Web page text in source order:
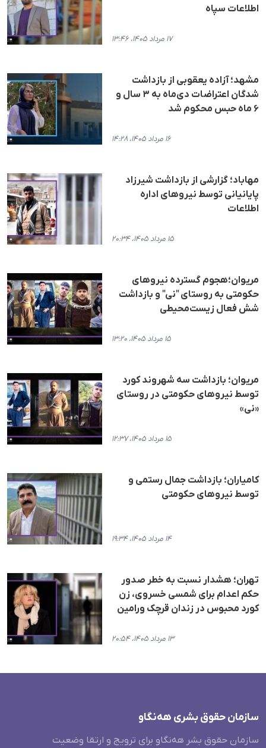
اطلاعات سپاه
۱۷ مرداد ۱۴۰۵، ۱۳:۴۶
مشهد؛ آزاده یعقوبی از بازداشت
شدگان اعتراضات دی‌ماه به ۳ سال و
۶ ماه حبس محکوم شد
۱۶ مرداد ۱۴۰۵، ۱۴:۲۸
مهاباد؛ گزارشی از بازداشت شیرزاد
پایانیانی توسط نیروهای اداره
اطلاعات
۱۵ مرداد ۱۴۰۵، ۲۰:۳۴
مریوان؛هجوم گسترده نیروهای
حکومتی به روستای "نی" و بازداشت
شش فعال زیست‌محیطی
۱۵ مرداد ۱۴۰۵، ۱۳:۲۰
مریوان؛ بازداشت سه شهروند کورد
توسط نیروهای حکومتی در روستای
«نی»
۱۵ مرداد ۱۴۰۵، ۱۲:۳۷
کامیاران؛ بازداشت جمال رستمی و
توسط نیروهای حکومتی
۱۴ مرداد ۱۴۰۵، ۱۹:۳۴
تهران؛ هشدار نسبت به خطر صدور
حکم اعدام برای شمسی خسروی، زن
کورد محبوس در زندان قرچک ورامین
۱۳ مرداد ۱۴۰۵، ۲۰:۵۴
سازمان حقوق بشری هەنگاو
سازمان حقوق بشر هه‌نگاو برای ترویج و ارتقا وضعیت